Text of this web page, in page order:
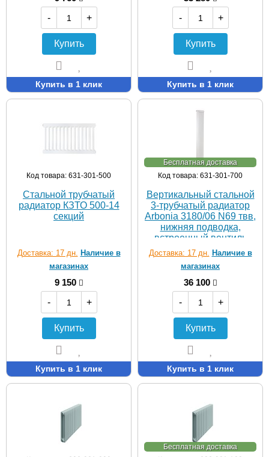
-
+
Купить
Купить в 1 клик
-
+
Купить
Купить в 1 клик
Код товара: 631-301-500
Стальной трубчатый
радиатор КЗТО 500-14
секций
Доставка: 17 дн. Наличие в
магазинах
9 150
-
+
Купить
Купить в 1 клик
Бесплатная доставка
Код товара: 631-301-700
Вертикальный стальной
3-трубчатый радиатор
Arbonia 3180/06 N69 твв,
нижняя подводка,
встроенный вентиль
Доставка: 17 дн. Наличие в
магазинах
36 100
-
+
Купить
Купить в 1 клик
Бесплатная доставка